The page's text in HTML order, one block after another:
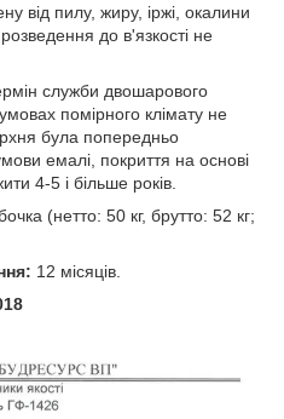
від пилу, жиру, іржі, окалини
до в'язкості не
служби двошарового
помірного клімату не
була попередньо
емалі, покриття на основі
4-5 і більше років.
(нетто: 50 кг, брутто: 52 кг;
12 місяців.